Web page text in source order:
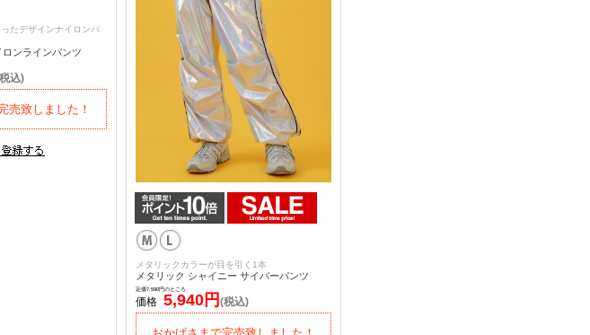
たデザインナイロンパ
ンラインパンツ
込)
売致しました！
メタリックカラーが目を引く1本
メタリック シャイニー サイバーパンツ
定価7,590円のところ
価格 5,940円 (税込)